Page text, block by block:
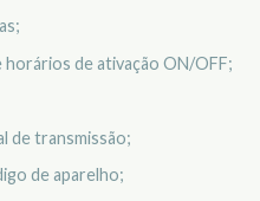
horários de ativação ON/OFF;
de transmissão;
de aparelho;